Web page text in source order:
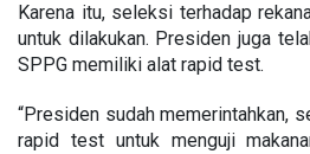
Karena itu, seleksi terhadap
untuk dilakukan. Presiden juga
SPPG memiliki alat rapid test.
“Presiden sudah memerintahkan,
rapid test untuk menguji